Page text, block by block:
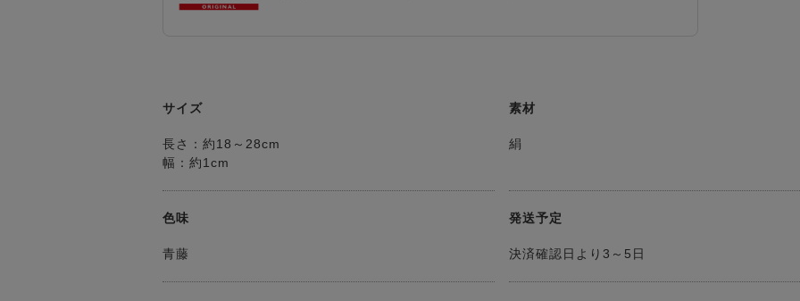
サイズ
長さ：約18～28cm
幅：約1cm
素材
絹
色味
青藤
発送予定
決済確認日より3～5日